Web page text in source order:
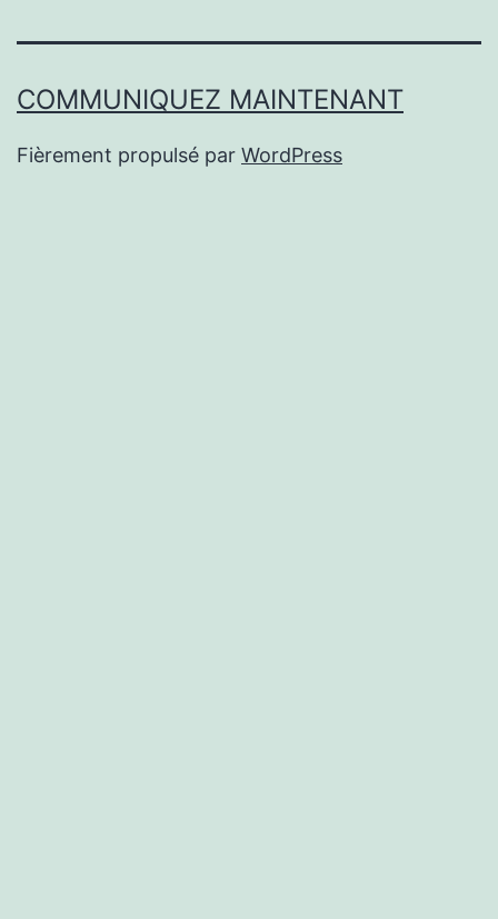
COMMUNIQUEZ MAINTENANT
Fièrement propulsé par WordPress